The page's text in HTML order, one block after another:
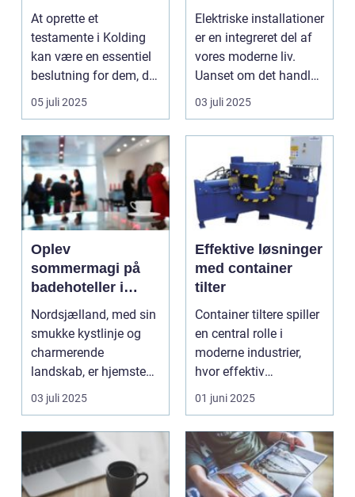
juridisk
dokumentation
At oprette et
testamente i Kolding
kan være en essentiel
beslutning for dem, der
ønsker...
05 juli 2025
Elektriske installationer
er en integreret del af
vores moderne liv.
Uanset om det handler
om belysn...
03 juli 2025
Oplev
sommermagi på
badehoteller i
Nordsjælland
Nordsjælland, med sin
smukke kystlinje og
charmerende
landskab, er hjemsted
for nogle af Danma...
03 juli 2025
Effektive løsninger
med container
tilter
Container tiltere spiller
en central rolle i
moderne industrier,
hvor effektiv
affaldssortering og g...
01 juni 2025